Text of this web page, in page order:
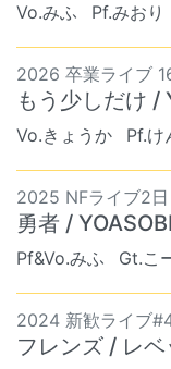
Vo.みふ Pf.みおり
2026 卒業ライブ
もう少しだけ /
Vo.きょうか Pf.け
2025 NFライブ2
勇者 / YOASOBI
Pf&Vo.みふ Gt.こ
2024 新歓ライブ
フレンズ / レベ